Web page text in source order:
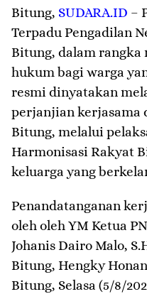
Bitung, SUDARA.ID –
Terpadu Pengadilan
Bitung, dalam rangka
hukum bagi warga
resmi dinyatakan
perjanjian kerjasama
Bitung, melalui
Harmonisasi Rakyat
keluarga yang
Penandatanganan
oleh oleh YM Ketua
Johanis Dairo Malo,
Bitung, Hengky
Bitung, Selasa (5/8/